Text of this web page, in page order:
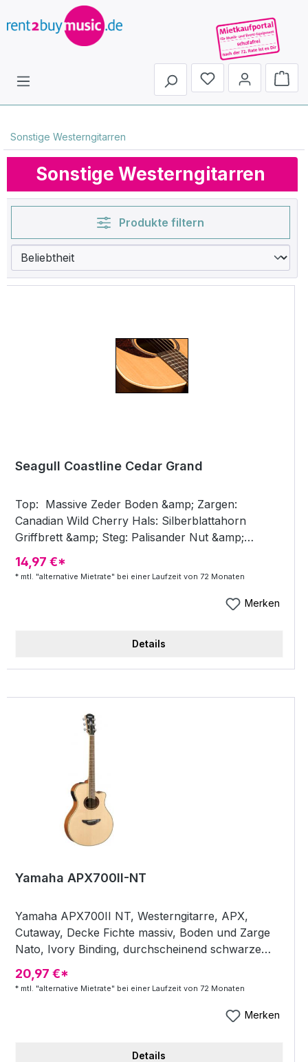
Du hast 0 Produkte
Sonstige Westerngitarren
Sonstige Westerngitarren
Produkte filtern
Seagull Coastline Cedar Grand
Top: Massive Zeder Boden &amp; Zargen:
Canadian Wild Cherry Hals: Silberblattahorn
Griffbrett &amp; Steg: Palisander Nut &amp;
Saddle: Compensated Tusq ® von Graphtech
Truss Rod: Double Function Finish: Seidenmatt
14,97 €*
* mtl. "alternative Mietrate" bei einer Laufzeit von 72 Monaten
Merken
Details
Yamaha APX700II-NT
Yamaha APX700II NT, Westerngitarre, APX,
Cutaway, Decke Fichte massiv, Boden und Zarge
Nato, Ivory Binding, durchscheinend schwarze
Kopfplatte, Hals Nato, Griffbrett Palisander, Dot
Inlays, Brücke Palisander, 22 Bünde, Mensur 650
way ART", Kontakttonabnehmer (im Inneren des
Finish Natur - Westerngitarre + APX Serie + mit
20,97 €*
* mtl. "alternative Mietrate" bei einer Laufzeit von 72 Monaten
Merken
Details